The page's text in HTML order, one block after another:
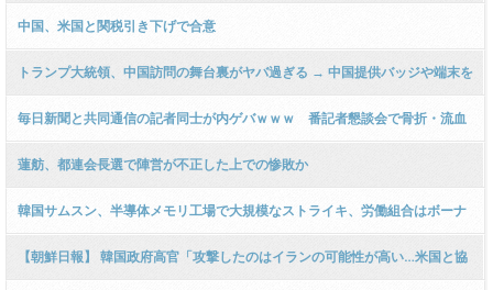
「18円うどんで暮らす」「コメ離れ定着したな…」
中国、米国と関税引き下げで合意
トランプ大統領、中国訪問の舞台裏がヤバ過ぎる → 中国提供バッジや端末を
即ゴミ箱 → 中国食品を一切口にせず専属シェフの持ち込み食材で「北京ダッ
ク完全スルー」ｗｗｗ
毎日新聞と共同通信の記者同士が内ゲバｗｗｗ 番記者懇談会で骨折・流血
騒ぎ
蓮舫、都連会長選で陣営が不正した上での惨敗か
韓国サムスン、半導体メモリ工場で大規模なストライキ、労働組合はボーナ
ス1人6000万円を要求
【朝鮮日報】 韓国政府高官「攻撃したのはイランの可能性が高い…米国と協